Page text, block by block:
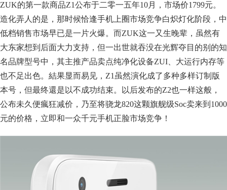
ZUK的第一款商品Z1公布于二零一五年10月，市场价1799元。
造化弄人的是，那时候恰逢手机上圈市场竞争白炽灯化阶段，中
低档销售市场早已是一片火爆。而ZUK这一又生晚辈，虽然有
大东家想到后面大力支持，但一出世就吞没在光辉夺目的别的知
名品牌型号中，其主推产品卖点纯净化设备ZUI、大运行内存等
也不足出色。結果显而易见，Z1虽然演化成了多种多样订制版
本号，但最终還是以不成功结束。以后发布的Z2也一样这般，
公布未久便瘋狂减价，乃至将骁龙820这颗旗舰级Soc卖来到1000
元的价格，立即和一众千元手机正脸市场竞争！